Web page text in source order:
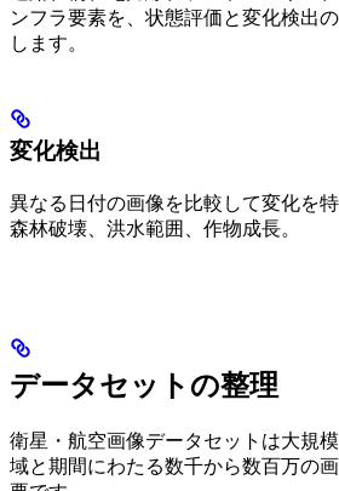
ンフラ要素を、状態評価と変化検出
します。
変化検出
異なる日付の画像を比較して変化を
森林破壊、洪水範囲、作物成長。
データセットの整理
衛星・航空画像データセットは大規
域と期間にわたる数千から数百万の